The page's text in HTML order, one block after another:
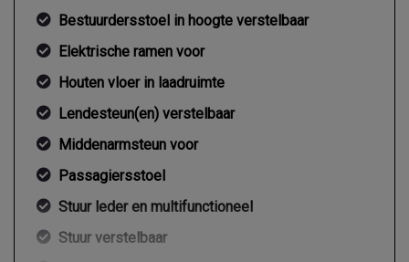
Bestuurdersstoel in hoogte verstelbaar
Elektrische ramen voor
Houten vloer in laadruimte
Lendesteun(en) verstelbaar
Middenarmsteun voor
Passagiersstoel
Stuur leder en multifunctioneel
Stuur verstelbaar